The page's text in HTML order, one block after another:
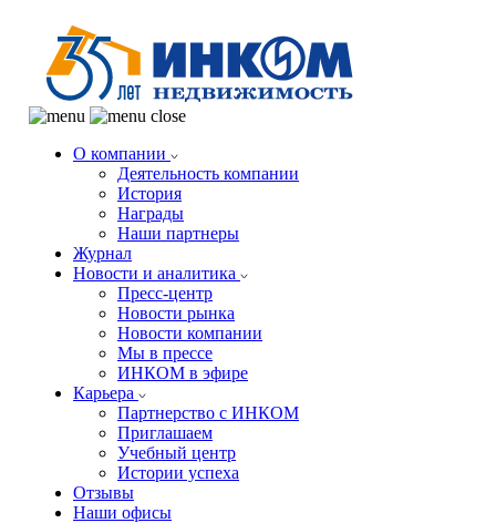
О компании
Деятельность компании
История
Награды
Наши партнеры
Журнал
Новости и аналитика
Пресс-центр
Новости рынка
Новости компании
Мы в прессе
ИНКОМ в эфире
Карьера
Партнерство с ИНКОМ
Приглашаем
Учебный центр
Истории успеха
Отзывы
Наши офисы